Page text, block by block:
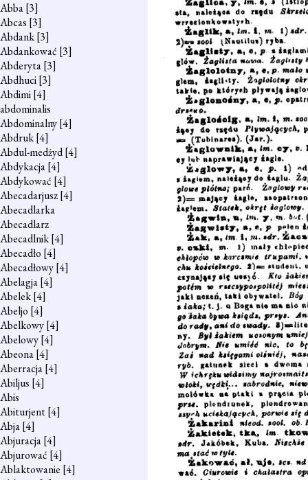
Abba[3]
Abcas [3]
Abdank[3]
Abdankować [3]
Abderyta[3]
Abdhuci[3]
Abdimi[4]
abdominalis
Abdominalny[4]
Abdruk[4]
Abdul-medżyd[4]
Abdykacja[4]
Abdykować [4]
Abecadarjusz[4]
Abecadlarka
Abecadlarz
Abecadlnik[4]
Abecadło [4]
Abecadłowy[4]
Abelagja[4]
Abelek[4]
Abeljo [4]
Abelkowy[4]
Abelowy[4]
Abeona[4]
Aberracja[4]
Abiljus [4]
Abis
Abiturjent[4]
Abja[4]
Abjuracja[4]
Abjurować [4]
Ablaktowanie [4]